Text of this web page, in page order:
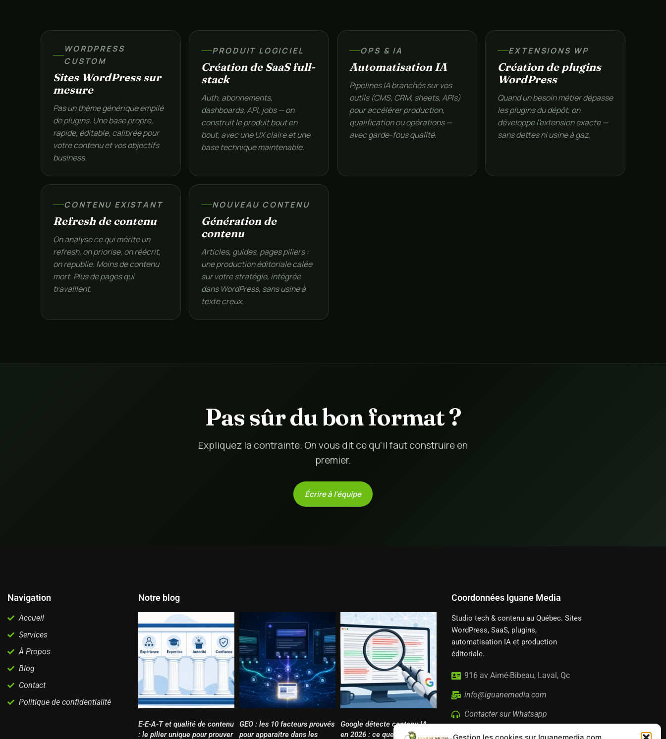
WORDPRESS
CUSTOM
Sites WordPress sur
mesure
Pas un thème générique empilé
de plugins. Une base propre,
rapide, éditable, calibrée pour
votre contenu et vos objectifs
business.
PRODUIT LOGICIEL
Création de SaaS full-
stack
Auth, abonnements,
dashboards, API, jobs — on
construit le produit bout en
bout, avec une UX claire et une
base technique maintenable.
OPS & IA
Automatisation IA
Pipelines IA branchés sur vos
outils (CMS, CRM, sheets, APIs)
pour accélérer production,
qualification ou opérations —
avec garde-fous qualité.
EXTENSIONS WP
Création de plugins
WordPress
Quand un besoin métier dépasse
les plugins du dépôt, on
développe l’extension exacte —
sans dettes ni usine à gaz.
CONTENU EXISTANT
Refresh de contenu
On analyse ce qui mérite un
refresh, on priorise, on réécrit,
on republie. Moins de contenu
mort. Plus de pages qui
travaillent.
NOUVEAU CONTENU
Génération de
contenu
Articles, guides, pages piliers :
une production éditoriale calée
sur votre stratégie, intégrée
dans WordPress, sans usine à
texte creux.
Pas sûr du bon format ?
Expliquez la contrainte. On vous dit ce qu’il faut construire en
premier.
Écrire à l’équipe
Navigation
Accueil
Services
À Propos
Blog
Contact
Politique de confidentialité
Notre blog
E-E-A-T et qualité de contenu
: le pilier unique pour prouver
GEO : les 10 facteurs prouvés
pour apparaître dans les
Google détecte contenu IA
en 2026 : ce que disent
Coordonnées Iguane Media
Studio tech & contenu au Québec. Sites
WordPress, SaaS, plugins,
automatisation IA et production
éditoriale.
916 av Aimé-Bibeau, Laval, Qc
info@iguanemedia.com
Contacter sur Whatsapp